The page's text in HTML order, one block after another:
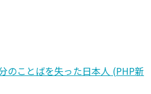
ことばを失った日本人 (PHP新